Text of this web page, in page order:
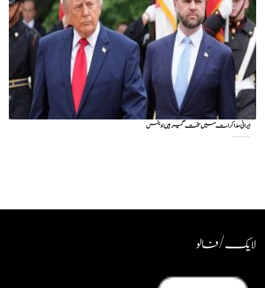
ایرانی مذاکرات میں سخت گیر ہیں: وینس
لایک / فالو